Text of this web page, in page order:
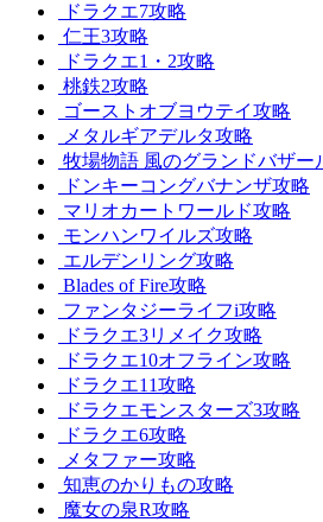
ドラクエ7攻略
仁王3攻略
ドラクエ1・2攻略
桃鉄2攻略
ゴーストオブヨウテイ攻略
メタルギアデルタ攻略
牧場物語 風のグランドバザー
ドンキーコングバナンザ攻略
マリオカートワールド攻略
モンハンワイルズ攻略
エルデンリング攻略
Blades of Fire攻略
ファンタジーライフi攻略
ドラクエ3リメイク攻略
ドラクエ10オフライン攻略
ドラクエ11攻略
ドラクエモンスターズ3攻略
ドラクエ6攻略
メタファー攻略
知恵のかりもの攻略
魔女の泉R攻略